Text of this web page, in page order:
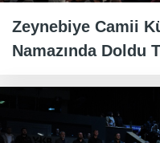
Zeynebiye Camii
Namazında Doldu